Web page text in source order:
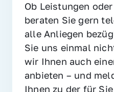
Ob Leistungen
beraten Sie gern
alle Anliegen
Sie uns einmal
wir Ihnen auch
anbieten – und
Ihnen zu der für